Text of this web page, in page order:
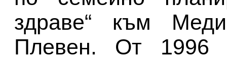
здраве“ към
Плевен. От 1996